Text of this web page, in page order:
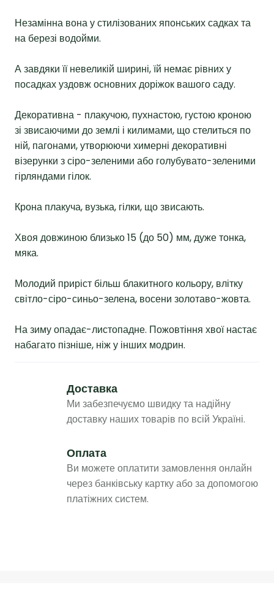
Незамінна вона у стилізованих японських садках та
на березі водойми.
А завдяки її невеликій ширині, їй немає рівних у
посадках уздовж основних доріжок вашого саду.
Декоративна - плакучою, пухнастою, густою кроною
зі звисаючими до землі і килимами, що стелиться по
ній, пагонами, утворюючи химерні декоративні
візерунки з сіро-зеленими або голубувато-зеленими
гірляндами гілок.
Крона плакуча, вузька, гілки, що звисають.
Хвоя довжиною близько 15 (до 50) мм, дуже тонка,
мяка.
Молодий приріст більш блакитного кольору, влітку
світло-сіро-синьо-зелена, восени золотаво-жовта.
На зиму опадає-листопадне. Пожовтіння хвої настає
набагато пізніше, ніж у інших модрин.
Доставка
Ми забезпечуємо швидку та надійну
доставку наших товарів по всій Україні.
Оплата
Ви можете оплатити замовлення онлайн
через банківську картку або за допомогою
платіжних систем.